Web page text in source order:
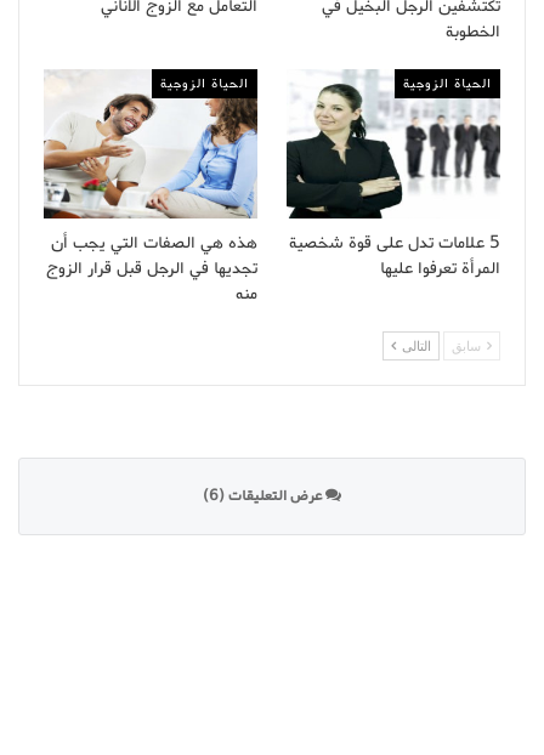
تكتشفين الرجل البخيل في
الخطوبة
التعامل مع الزوج الأناني
الحياة الزوجية
5 علامات تدل على قوة شخصية
المرأة تعرفوا عليها
الحياة الزوجية
هذه هي الصفات التي يجب أن
تجديها في الرجل قبل قرار الزوج
منه
سابق التالى
عرض التعليقات (6)